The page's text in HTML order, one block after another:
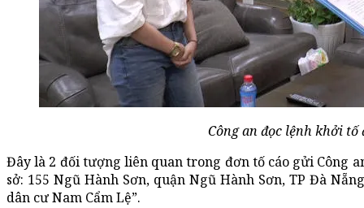
Công an đọc lệnh khởi tố
Đây là 2 đối tượng liên quan trong đơn tố cáo gửi Công
sở: 155 Ngũ Hành Sơn, quận Ngũ Hành Sơn, TP Đà
dân cư Nam Cẩm Lệ”.